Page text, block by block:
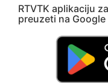
RTVTK aplikaciju
preuzeti na